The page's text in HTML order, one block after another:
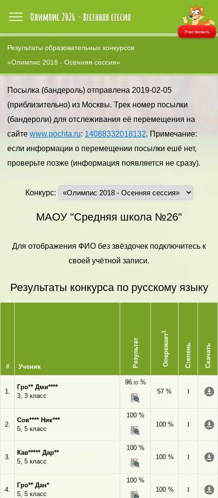
Участвовать
Результаты образовательных конкурсов
«Олимпис 2018 - Осенняя сессия»
Посылка (бандероль) отправлена 2019-02-05
(приблизительно) из Москвы. Трек номер посылки
(бандероли) для отслеживания её перемещения на
сайте www.pochta.ru: 14088332018132. Примечание:
если информации о перемещении посылки ешё нет,
проверьте позже (информация появляется не сразу).
Конкурс:
МАОУ "Средняя школа №26"
Для отображения ФИО без звёздочек подключитесь к
своей учётной записи.
Результаты конкурса по русскому языку
# Ученик Результат Опережает
1
Степень Скачать
1.
Гро** Дми****
3, 3 класс
96,33%
57 %
I
2.
Сов**** Ник***
5, 5 класс
100 %
100 %
I
3.
Кав***** Дар**
5, 5 класс
100 %
100 %
I
4.
Гро** Дан*
5, 5 класс
100 %
100 %
I